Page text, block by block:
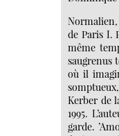
Normalien,
de Paris I.
même
saugrenus
où il
Kerber de
1995.
garde.